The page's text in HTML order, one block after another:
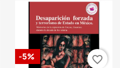
-5% favorite_border